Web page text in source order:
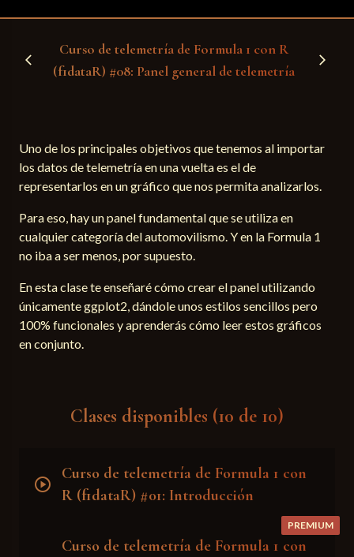
arrow_back_ios
Curso de telemetría de Formula 1 con R
(f1dataR) #08: Panel general de telemetría
arrow_forward_ios
Uno de los principales objetivos que tenemos al importar
los datos de telemetría en una vuelta es el de
representarlos en un gráfico que nos permita analizarlos.
Para eso, hay un panel fundamental que se utiliza en
cualquier categoría del automovilismo. Y en la Formula 1
no iba a ser menos, por supuesto.
En esta clase te enseñaré cómo crear el panel utilizando
únicamente ggplot2, dándole unos estilos sencillos pero
100% funcionales y aprenderás cómo leer estos gráficos
en conjunto.
Clases disponibles (10 de 10)
play_circle
Curso de telemetría de Formula 1 con
R (f1dataR) #01: Introducción
PREMIUM
Curso de telemetría de Formula 1 con